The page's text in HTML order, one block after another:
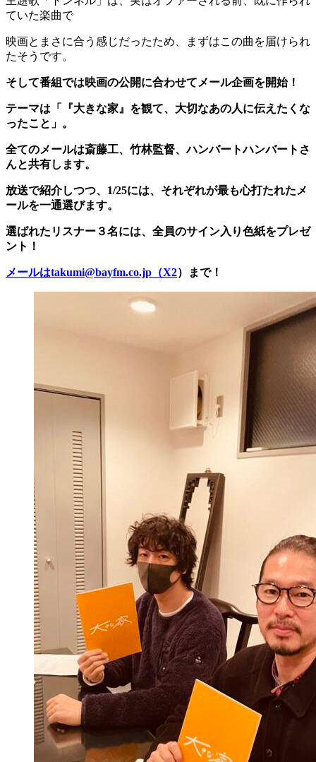
ていた楽曲で
映画とまさに合う感じだったため、まずはこの曲を届けられ
たそうです。
そして番組では映画の公開に合わせてメール企画を開始！
テーマは「『大きな家』を観て、大切なあの人に伝えたくな
ったこと」。
全てのメールは斎藤工、竹林監督、ハンバートハンバートさ
んと共有します。
放送で紹介しつつ、1/25には、それぞれが最も心打たれたメ
ールを一通選びます。
選ばれたリスナー３名には、全員のサイン入り色紙をプレゼ
ント！
メールはtakumi@bayfm.co.jp（X2）まで！